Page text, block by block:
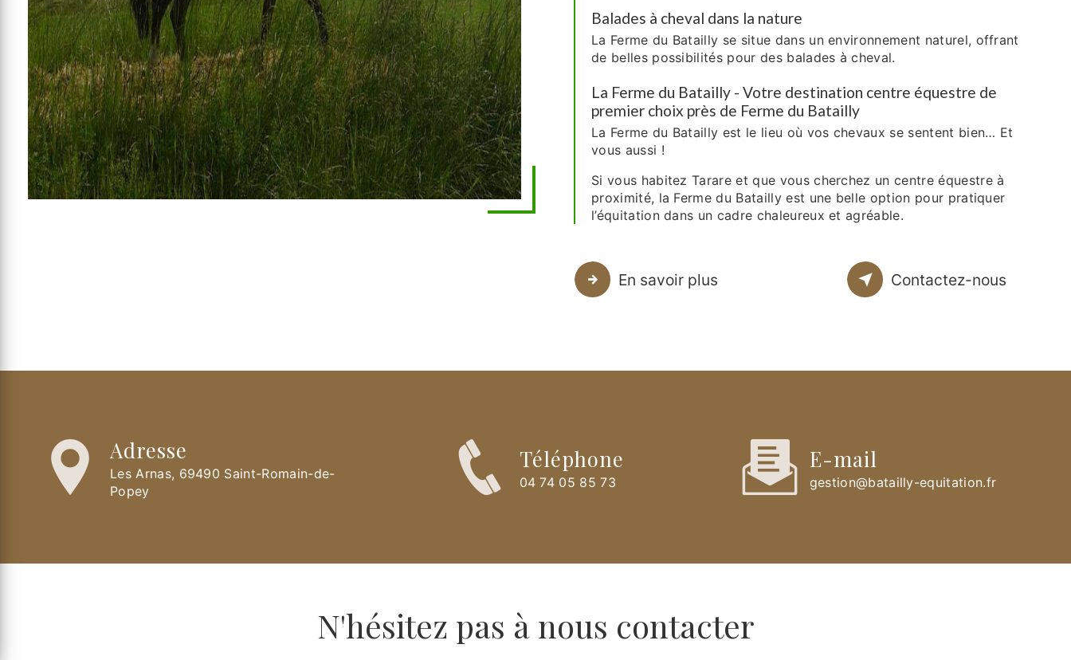
Balades à cheval dans la nature
La Ferme du Batailly se situe dans un environnement naturel, offrant
de belles possibilités pour des balades à cheval.
La Ferme du Batailly - Votre destination centre équestre de
premier choix près de Ferme du Batailly
La Ferme du Batailly est le lieu où vos chevaux se sentent bien… Et
vous aussi !
Si vous habitez Tarare et que vous cherchez un centre équestre à
proximité, la Ferme du Batailly est une belle option pour pratiquer
l’équitation dans un cadre chaleureux et agréable.
En savoir plus Contactez-nous
Adresse
Les Arnas, 69490 Saint-Romain-de-
Popey
Téléphone
04 74 05 85 73
E-mail
gestion@batailly-equitation.fr
N'hésitez pas à nous contacter